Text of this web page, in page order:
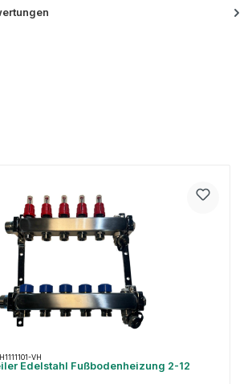
VH
Edelstahl Fußbodenheizung 2-12